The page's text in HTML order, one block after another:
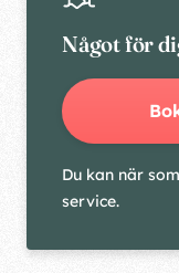
Något för
Du kan när
service.